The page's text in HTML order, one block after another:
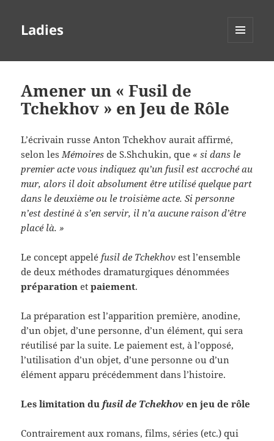
Ladies
Amener un « Fusil de
Tchekhov » en Jeu de Rôle
L’écrivain russe Anton Tchekhov aurait affirmé,
selon lesMémoires de S.Shchukin, que « si dans le
premier acte vous indiquez qu’un fusil est accroché au
mur, alors il doit absolument être utilisé quelque part
dans le deuxième ou le troisième acte. Si personne
n’est destiné à s’en servir, il n’a aucune raison d’être
placé là. »
Le concept appeléfusil de Tchekhov est l’ensemble
de deux méthodes dramaturgiques dénommées
préparationetpaiement.
La préparation est l’apparition première, anodine,
d’un objet, d’une personne, d’un élément, qui sera
réutilisé par la suite. Le paiement est, à l’opposé,
l’utilisation d’un objet, d’une personne ou d’un
élément apparu précédemment dans l’histoire.
Les limitation dufusil de Tchekhov en jeu de rôle
Contrairement aux romans, films, séries (etc.) qui